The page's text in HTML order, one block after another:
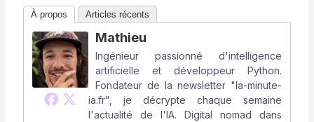
À propos Articles récents
Mathieu
Ingénieur passionné d'intelligence
artificielle et développeur Python.
Fondateur de la newsletter "la-minute-
ia.fr", je décrypte chaque semaine
l'actualité de l'IA. Digital nomad dans